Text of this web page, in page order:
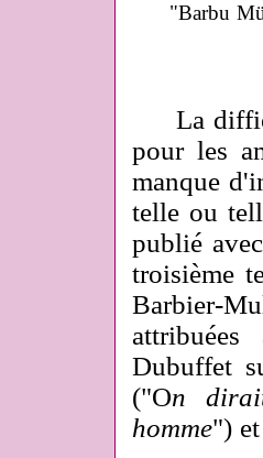
"Barbu
La
pour les
manque
telle ou
publié
troisième
Barbier-
Dubuffet
("On
homme")